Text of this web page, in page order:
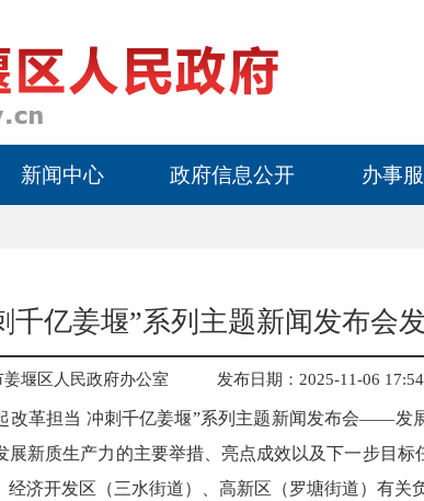
新闻中心 政府信息公开 办事
千亿姜堰”系列主题新闻发布会
堰区人民政府办公室 发布日期：2025-11-06 17:54
改革担当 冲刺千亿姜堰”系列主题新闻发布会——发
展新质生产力的主要举措、亮点成效以及下一步目
济开发区（三水街道）、高新区（罗塘街道）有关